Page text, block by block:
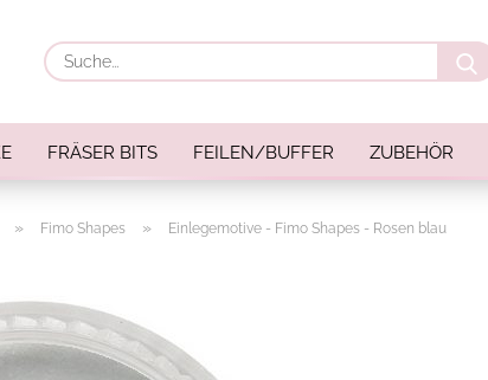
FRÄSER BITS FEILEN/BUFFER ZUBEHÖR
» Fimo Shapes » Einlegemotive - Fimo Shapes - Rosen blau